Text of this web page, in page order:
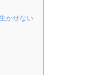
かせない